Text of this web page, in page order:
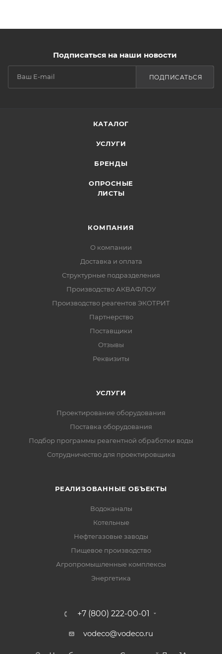
Подписаться на наши новости
ПОДПИСАТЬСЯ
КАТАЛОГ
УСЛУГИ
БРЕНДЫ
ОПРОСНЫЕ
ЛИСТЫ
КОМПАНИЯ
О компании
Доставка и оплата
Структурные подразделения
Производство АКВАФЛОУ
Производство реагентов ЭКОТРИТ
Партнерство
Поставщики
Отзывы
Реквизиты
УСЛУГИ
Проектирование оборудования
Поставка оборудования
Подбор программы реагентной обработки воды
Сотрудничество для проектировщика
РЕАЛИЗОВАННЫЕ ОБЪЕКТЫ
Водоканалы
Котельные
Нефтегазовые заводы
Пищевое производство
Агропромышленные комплексы
Энергетика
+7 (800) 222-00-01
vodeco@vodeco.ru